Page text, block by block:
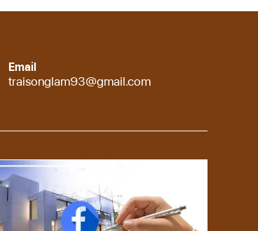
Email
traisonglam93@gmail.com